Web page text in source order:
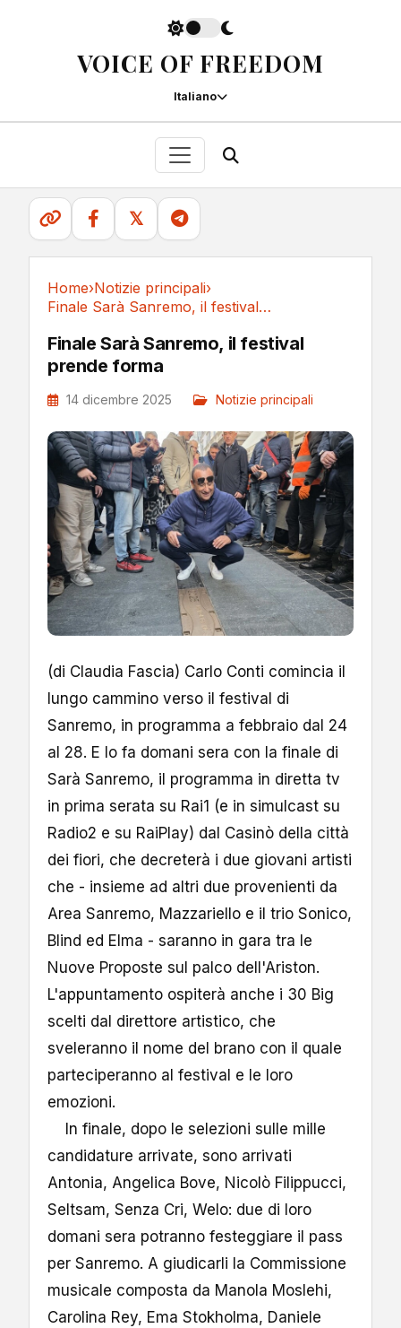
VOICE OF FREEDOM
Italiano
𝕏
Home›Notizie principali›
Finale Sarà Sanremo, il festival prende forma
Finale Sarà Sanremo, il festival
prende forma
14 dicembre 2025 Notizie principali
(di Claudia Fascia) Carlo Conti comincia il
lungo cammino verso il festival di
Sanremo, in programma a febbraio dal 24
al 28. E lo fa domani sera con la finale di
Sarà Sanremo, il programma in diretta tv
in prima serata su Rai1 (e in simulcast su
Radio2 e su RaiPlay) dal Casinò della città
dei fiori, che decreterà i due giovani artisti
che - insieme ad altri due provenienti da
Area Sanremo, Mazzariello e il trio Sonico,
Blind ed Elma - saranno in gara tra le
Nuove Proposte sul palco dell'Ariston.
L'appuntamento ospiterà anche i 30 Big
scelti dal direttore artistico, che
sveleranno il nome del brano con il quale
parteciperanno al festival e le loro
emozioni.
In finale, dopo le selezioni sulle mille
candidature arrivate, sono arrivati
Antonia, Angelica Bove, Nicolò Filippucci,
Seltsam, Senza Cri, Welo: due di loro
domani sera potranno festeggiare il pass
per Sanremo. A giudicarli la Commissione
musicale composta da Manola Moslehi,
Carolina Rey, Ema Stokholma, Daniele